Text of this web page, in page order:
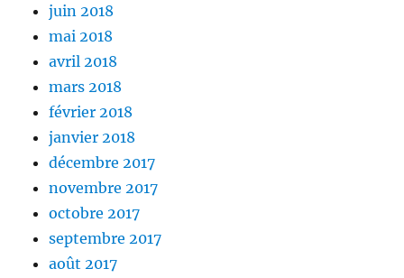
juin 2018
mai 2018
avril 2018
mars 2018
février 2018
janvier 2018
décembre 2017
novembre 2017
octobre 2017
septembre 2017
août 2017